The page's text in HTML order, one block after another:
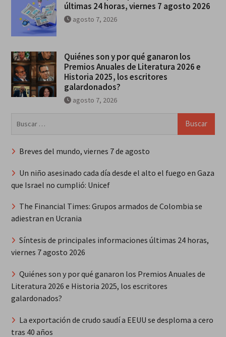
últimas 24 horas, viernes 7 agosto 2026
agosto 7, 2026
Quiénes son y por qué ganaron los
Premios Anuales de Literatura 2026 e
Historia 2025, los escritores
galardonados?
agosto 7, 2026
Breves del mundo, viernes 7 de agosto
Un niño asesinado cada día desde el alto el fuego en Gaza
que Israel no cumplió: Unicef
The Financial Times: Grupos armados de Colombia se
adiestran en Ucrania
Síntesis de principales informaciones últimas 24 horas,
viernes 7 agosto 2026
Quiénes son y por qué ganaron los Premios Anuales de
Literatura 2026 e Historia 2025, los escritores
galardonados?
La exportación de crudo saudí a EEUU se desploma a cero
tras 40 años